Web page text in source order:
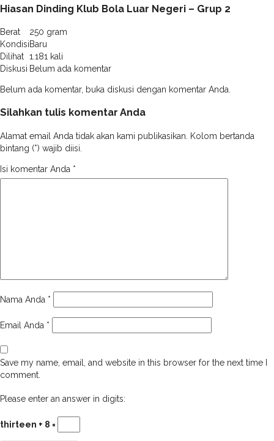
Hiasan Dinding Klub Bola Luar Negeri – Grup 2
Berat
250 gram
KondisiBaru
Dilihat 1.181 kali
Diskusi Belum ada komentar
Belum ada komentar, buka diskusi dengan komentar Anda.
Silahkan tulis komentar Anda
Alamat email Anda tidak akan kami publikasikan. Kolom bertanda
bintang (*) wajib diisi.
Isi komentar Anda *
Nama Anda *
Email Anda *
Save my name, email, and website in this browser for the next time I
comment.
Please enter an answer in digits:
thirteen + 8 =